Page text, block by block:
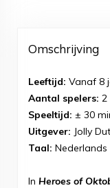
Omschrijving
Leeftijd: Vanaf 8
Aantal spelers: 2
Speeltijd: ± 30
Uitgever: Jolly
Taal: Nederlands
In Heroes of